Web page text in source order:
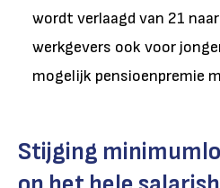
wordt verlaagd van 21
werkgevers ook voor
mogelijk pensioenpremie
Stijging